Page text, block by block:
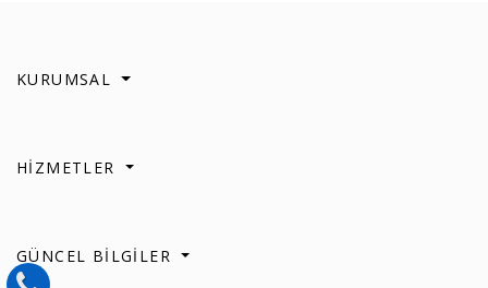
KURUMSAL
HİZMETLER
GÜNCEL BİLGİLER